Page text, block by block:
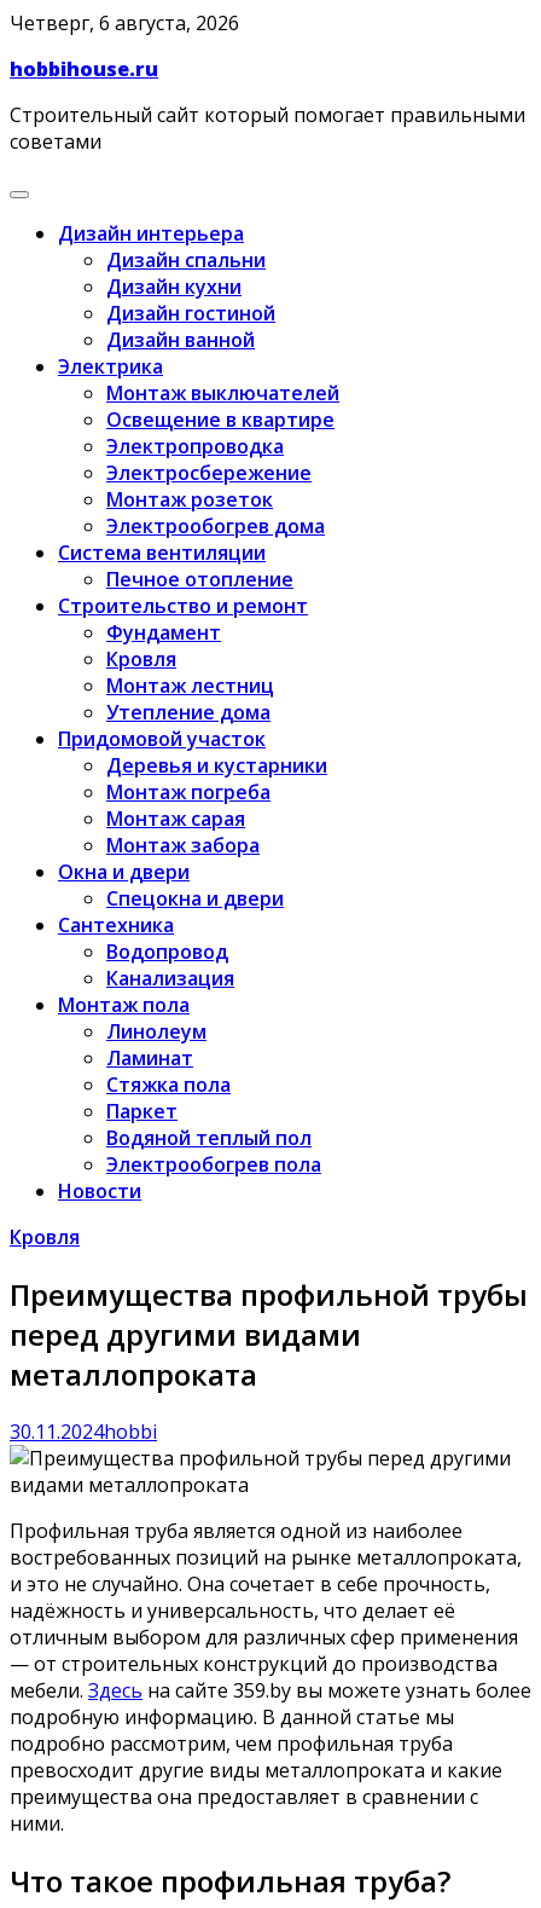
Skip
content
Четверг, 6 августа, 2026
hobbihouse.ru
Строительный сайт который помогает правильными
советами
Дизайн интерьера
Дизайн спальни
Дизайн кухни
Дизайн гостиной
Дизайн ванной
Электрика
Монтаж выключателей
Освещение в квартире
Электропроводка
Электросбережение
Монтаж розеток
Электрообогрев дома
Система вентиляции
Печное отопление
Строительство и ремонт
Фундамент
Кровля
Монтаж лестниц
Утепление дома
Придомовой участок
Деревья и кустарники
Монтаж погреба
Монтаж сарая
Монтаж забора
Окна и двери
Спецокна и двери
Сантехника
Водопровод
Канализация
Монтаж пола
Линолеум
Ламинат
Стяжка пола
Паркет
Водяной теплый пол
Электрообогрев пола
Новости
Кровля
Преимущества профильной трубы
перед другими видами
металлопроката
30.11.2024hobbi
Профильная труба является одной из наиболее
востребованных позиций на рынке металлопроката,
и это не случайно. Она сочетает в себе прочность,
надёжность и универсальность, что делает её
отличным выбором для различных сфер применения
— от строительных конструкций до производства
мебели. Здесь на сайте 359.by вы можете узнать более
подробную информацию. В данной статье мы
подробно рассмотрим, чем профильная труба
превосходит другие виды металлопроката и какие
преимущества она предоставляет в сравнении с
ними.
Что такое профильная труба?